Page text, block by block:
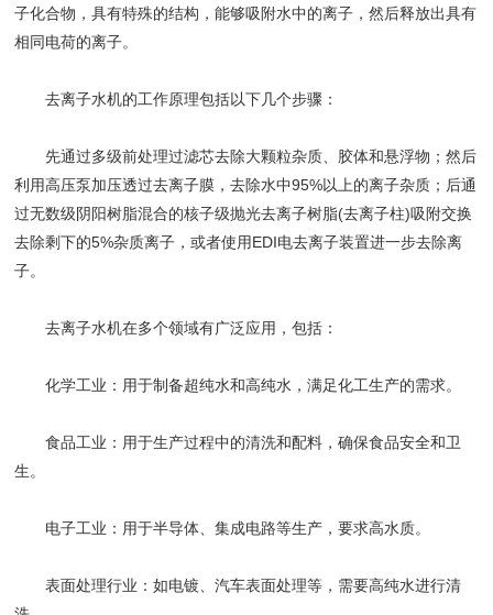
子化合物，具有特殊的结构，能够吸附水中的离子，然后释放出具有
相同电荷的离子。
去离子水机的工作原理包括以下几个步骤：
先通过多级前处理过滤芯去除大颗粒杂质、胶体和悬浮物；然后
利用高压泵加压透过去离子膜，去除水中95%以上的离子杂质；后通
过无数级阴阳树脂混合的核子级抛光去离子树脂(去离子柱)吸附交换
去除剩下的5%杂质离子，或者使用EDI电去离子装置进一步去除离
子‌。
去离子水机在多个领域有广泛应用，包括：
‌化学工业‌：用于制备超纯水和高纯水，满足化工生产的需求。
‌食品工业‌：用于生产过程中的清洗和配料，确保食品安全和卫
生。
‌电子工业‌：用于半导体、集成电路等生产，要求高水质。
‌表面处理行业‌：如电镀、汽车表面处理等，需要高纯水进行清